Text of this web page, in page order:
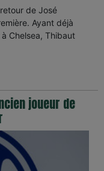
de José
Ayant déjà
Chelsea, Thibaut
joueur de